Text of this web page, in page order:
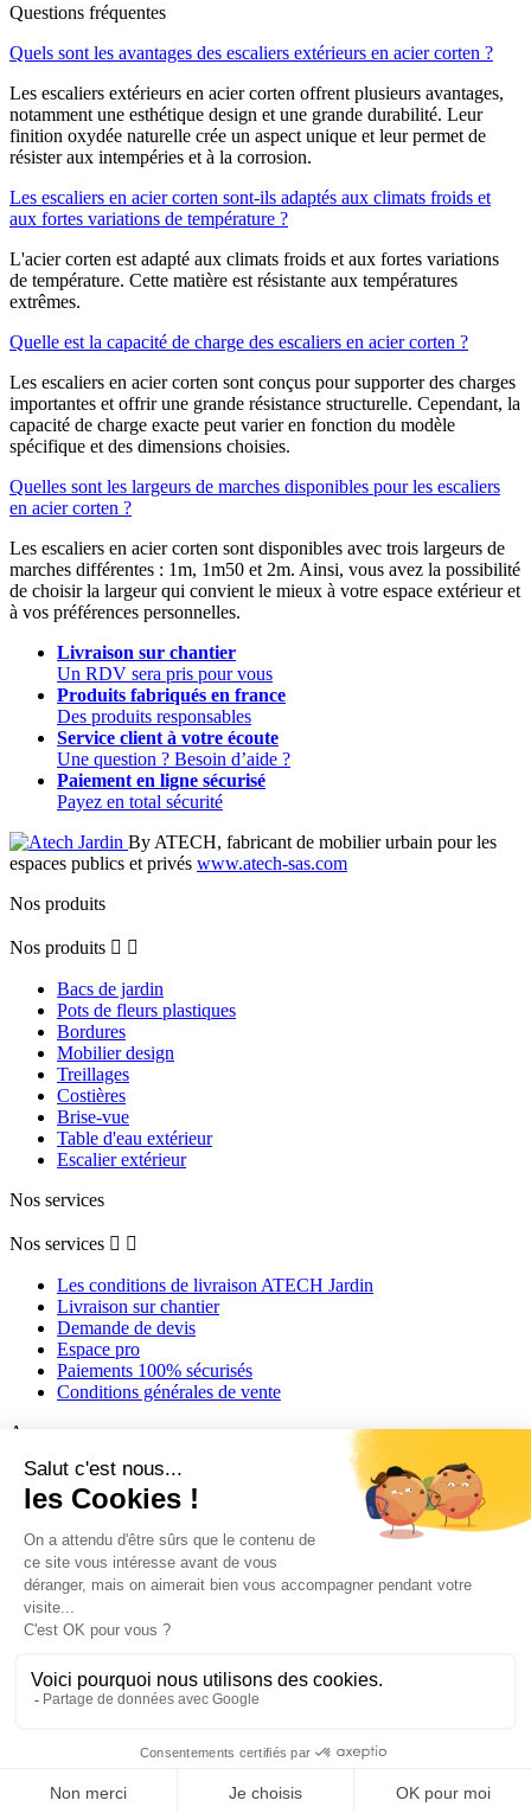
Questions fréquentes
Quels sont les avantages des escaliers extérieurs en acier corten ?
Les escaliers extérieurs en acier corten offrent plusieurs avantages,
notamment une esthétique design et une grande durabilité. Leur
finition oxydée naturelle crée un aspect unique et leur permet de
résister aux intempéries et à la corrosion.
Les escaliers en acier corten sont-ils adaptés aux climats froids et
aux fortes variations de température ?
L'acier corten est adapté aux climats froids et aux fortes variations
de température. Cette matière est résistante aux températures
extrêmes.
Quelle est la capacité de charge des escaliers en acier corten ?
Les escaliers en acier corten sont conçus pour supporter des charges
importantes et offrir une grande résistance structurelle. Cependant, la
capacité de charge exacte peut varier en fonction du modèle
spécifique et des dimensions choisies.
Quelles sont les largeurs de marches disponibles pour les escaliers
en acier corten ?
Les escaliers en acier corten sont disponibles avec trois largeurs de
marches différentes : 1m, 1m50 et 2m. Ainsi, vous avez la possibilité
de choisir la largeur qui convient le mieux à votre espace extérieur et
à vos préférences personnelles.
Livraison sur chantier
Un RDV sera pris pour vous
Produits fabriqués en france
Des produits responsables
Service client à votre écoute
Une question ? Besoin d’aide ?
Paiement en ligne sécurisé
Payez en total sécurité
By ATECH, fabricant de mobilier urbain pour les
espaces publics et privés www.atech-sas.com
Nos produits
Nos produits  
Bacs de jardin
Pots de fleurs plastiques
Bordures
Mobilier design
Treillages
Costières
Brise-vue
Table d'eau extérieur
Escalier extérieur
Nos services
Nos services  
Les conditions de livraison ATECH Jardin
Livraison sur chantier
Demande de devis
Espace pro
Paiements 100% sécurisés
Conditions générales de vente
A propos
A propos  
Savoir-faire et matières
Catalogue
Blog
Contactez-nous
Politique de confidentialité
Conditions générales
de vente